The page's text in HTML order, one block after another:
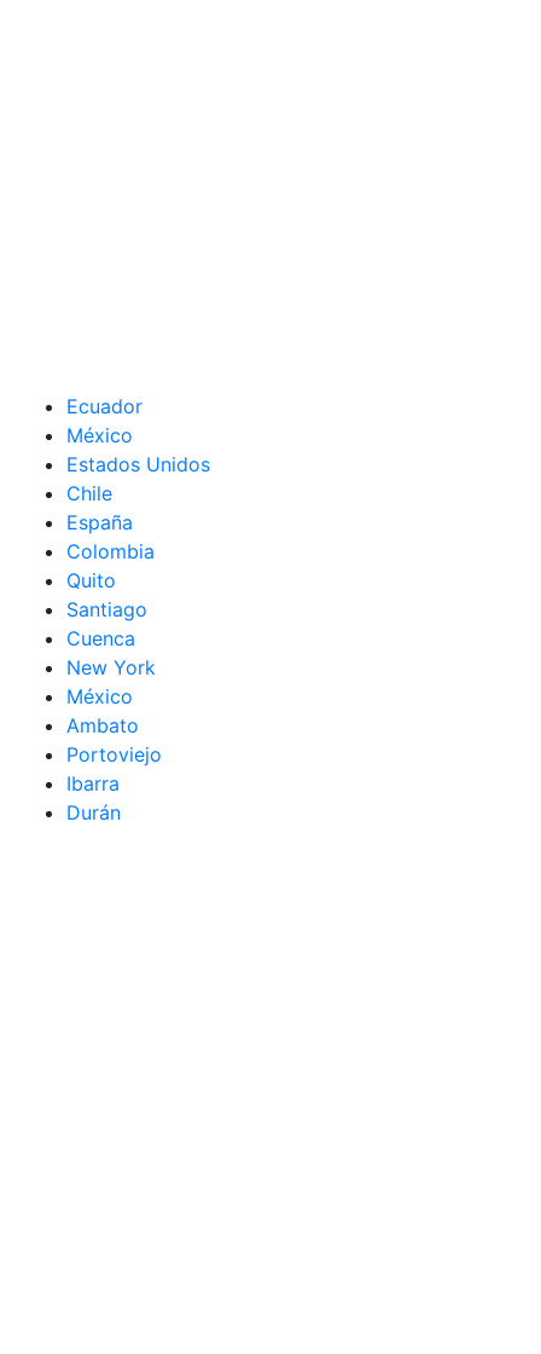
Ecuador
México
Estados Unidos
Chile
España
Colombia
Quito
Santiago
Cuenca
New York
México
Ambato
Portoviejo
Ibarra
Durán